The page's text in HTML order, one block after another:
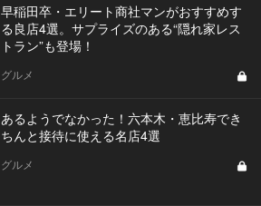
早稲田卒・エリート商社マンがおすすめす
る良店4選。サプライズのある“隠れ家レス
トラン”も登場！
グルメ
あるようでなかった！六本木・恵比寿でき
ちんと接待に使える名店4選
グルメ